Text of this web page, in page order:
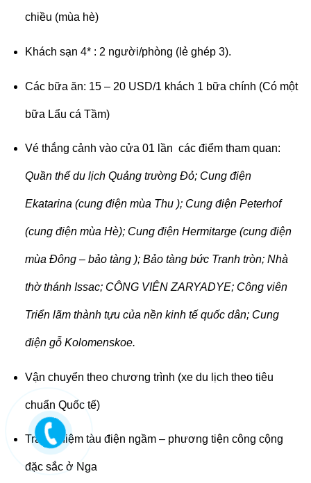
chiều (mùa hè)
Khách sạn 4* : 2 người/phòng (lẻ ghép 3).
Các bữa ăn: 15 – 20 USD/1 khách 1 bữa chính (Có một
bữa Lẩu cá Tầm)
Vé thắng cảnh vào cửa 01 lần các điểm tham quan:
Quần thể du lịch Quảng trường Đỏ; Cung điện
Ekatarina (cung điện mùa Thu ); Cung điện Peterhof
(cung điện mùa Hè); Cung điện Hermitarge (cung điện
mùa Đông – bảo tàng ); Bảo tàng bức Tranh tròn; Nhà
thờ thánh Issac; CÔNG VIÊN ZARYADYE; Công viên
Triển lãm thành tựu của nền kinh tế quốc dân; Cung
điện gỗ Kolomenskoe.
Vận chuyển theo chương trình (xe du lịch theo tiêu
chuẩn Quốc tế)
Trải nghiệm tàu điện ngầm – phương tiện công cộng
đặc sắc ở Nga